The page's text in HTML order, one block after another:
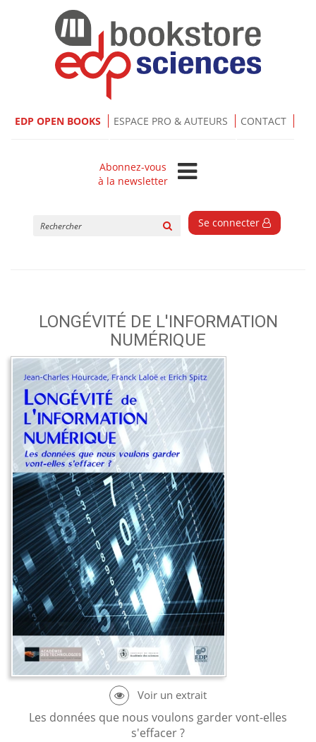
EDP OPEN BOOKS ESPACE PRO & AUTEURS CONTACT
Abonnez-vous
à la newsletter
Se connecter
LONGÉVITÉ DE L'INFORMATION
NUMÉRIQUE
Les données que nous voulons garder vont-elles
s'effacer ?